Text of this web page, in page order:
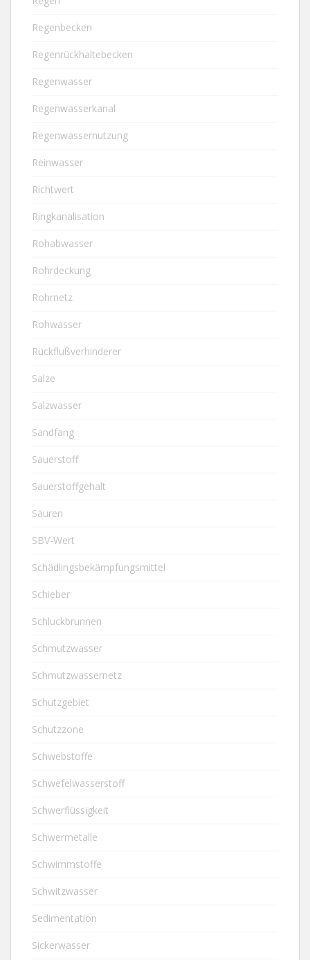
Regenbecken
Regenrückhaltebecken
Regenwasser
Regenwasserkanal
Regenwassernutzung
Reinwasser
Richtwert
Ringkanalisation
Rohabwasser
Rohrdeckung
Rohrnetz
Rohwasser
Rückflußverhinderer
Salze
Salzwasser
Sandfang
Sauerstoff
Sauerstoffgehalt
Säuren
SBV-Wert
Schädlingsbekämpfungsmittel
Schieber
Schluckbrunnen
Schmutzwasser
Schmutzwassernetz
Schutzgebiet
Schutzzone
Schwebstoffe
Schwefelwasserstoff
Schwerflüssigkeit
Schwermetalle
Schwimmstoffe
Schwitzwasser
Sedimentation
Sickerwasser